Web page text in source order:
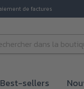
de factures
sellers